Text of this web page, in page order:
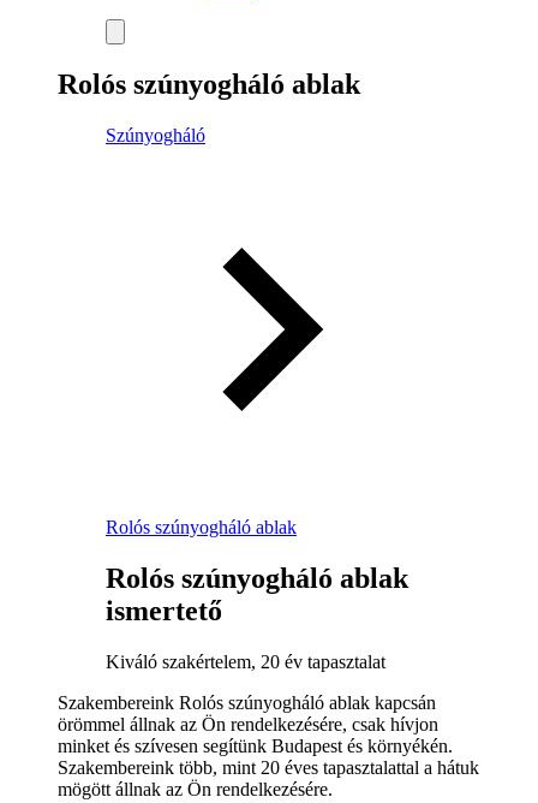
Rolós szúnyogháló ablak
Szúnyogháló
Rolós szúnyogháló ablak
Rolós szúnyogháló ablak
ismertető
Kiváló szakértelem, 20 év tapasztalat
Szakembereink Rolós szúnyogháló ablak kapcsán
örömmel állnak az Ön rendelkezésére, csak hívjon
minket és szívesen segítünk Budapest és környékén.
Szakembereink több, mint 20 éves tapasztalattal a hátuk
mögött állnak az Ön rendelkezésére.